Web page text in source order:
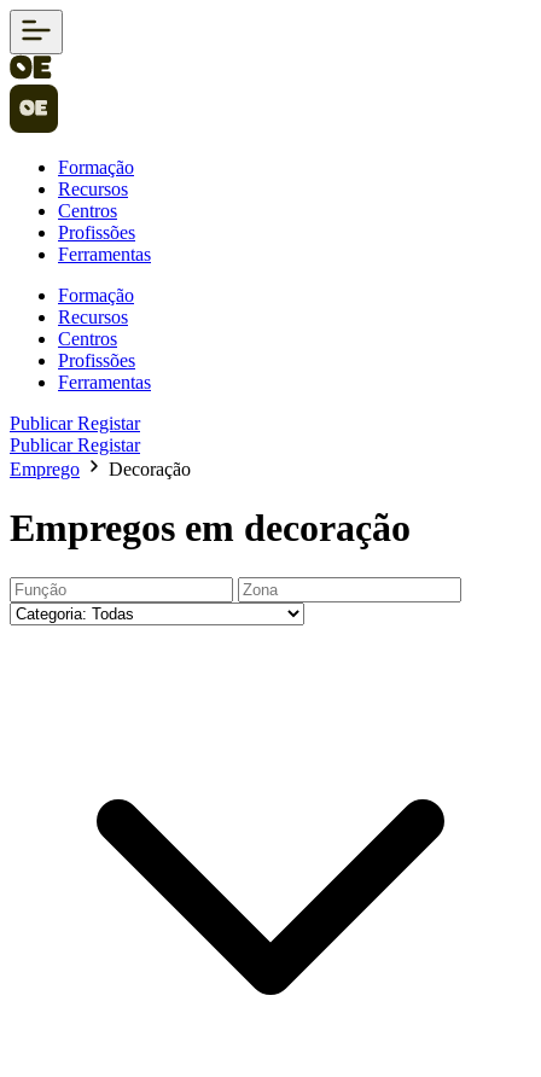
Formação
Recursos
Centros
Profissões
Ferramentas
Formação
Recursos
Centros
Profissões
Ferramentas
PublicarRegistar
PublicarRegistar
Emprego
Decoração
Empregos em decoração